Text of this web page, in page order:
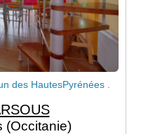
des HautesPyrénées .
(Occitanie)